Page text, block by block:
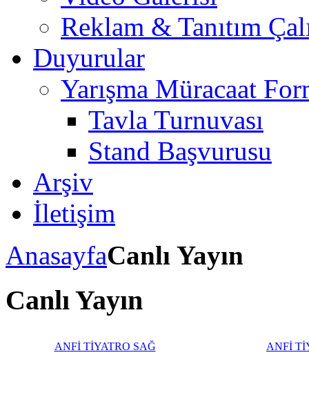
Reklam & Tanıtım
Duyurular
Yarışma Müracaat
Tavla Turnuvası
Stand Başvurusu
Arşiv
İletişim
AnasayfaCanlı Yayın
Canlı Yayın
ANFİ TİYATRO SAĞ ANFİ